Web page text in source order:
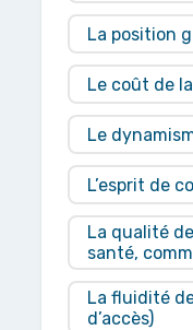
La position
Le coût de
Le
L’esprit de
La qualité
santé,
La fluidité
d’accès)